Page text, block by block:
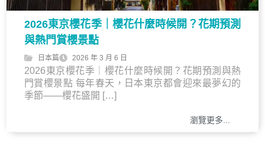
2026東京櫻花季｜櫻花什麼時候開？花期預測
與熱門賞櫻景點
日本篇 2026 年 3 月 6 日
2026東京櫻花季｜櫻花什麼時候開？花期預測與熱
門賞櫻景點 每年春天，日本東京都會迎來最夢幻的
季節——櫻花盛開 […]
瀏覽更多...